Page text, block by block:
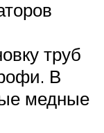
труб
В
медные